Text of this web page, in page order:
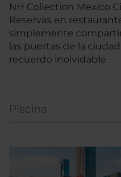
NH Collection Mexico
Reservas en
simplemente
las puertas de la
recuerdo inolvidable.
Piscina